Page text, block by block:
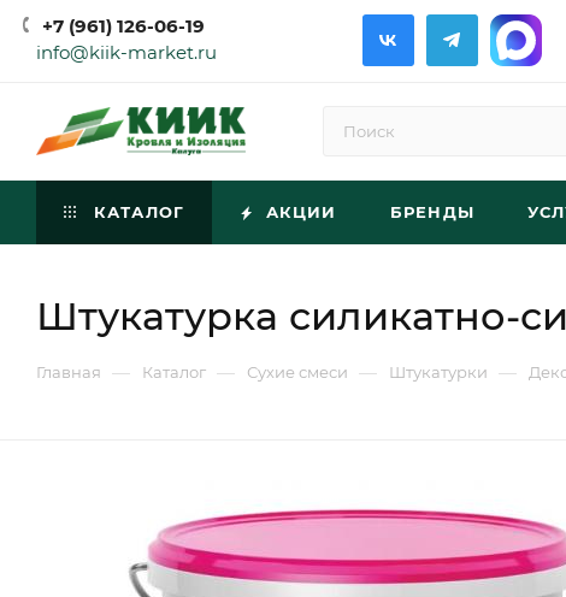
+7 (961) 126-06-19
info@kiik-market.ru
КАТАЛОГ АКЦИИ БРЕНДЫ
Штукатурка силикатно-
Главная — Каталог — Сухие смеси — Штукатурки —